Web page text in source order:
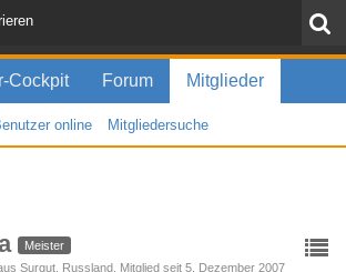
Cockpit Forum Mitglieder
online Mitgliedersuche
Meister
Surgut, Russland Mitglied seit 5. Dezember 2007